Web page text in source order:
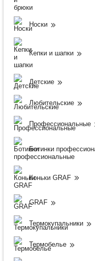
Носки
Кепки и шапки
Детские
Любительские
Профессиональные
Ботинки
Коньки GRAF
GRAF
Термокупальники
Термобелье